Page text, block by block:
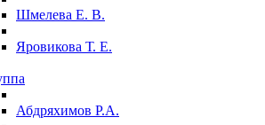
Шмелева Е. В.
Яровикова Т. Е.
Абдряхимов Р.А.